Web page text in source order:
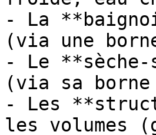
- La
(via une
- Le
(via sa borne
- Les
les volumes